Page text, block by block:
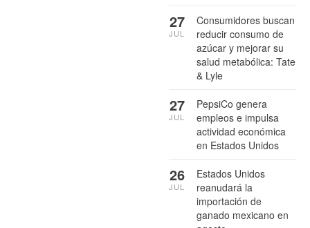
Consumidores buscan
reducir consumo de
azúcar y mejorar su
salud metabólica: Tate
& Lyle
27
JUL
PepsiCo genera
empleos e impulsa
actividad económica
en Estados Unidos
27
JUL
Estados Unidos
reanudará la
importación de
ganado mexicano en
26
JUL